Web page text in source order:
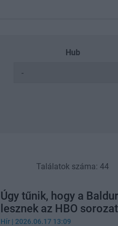
Hub
Találatok száma: 44
Úgy tűnik, hogy a
lesznek az HBO
Hír | 2026.06.17 13:09